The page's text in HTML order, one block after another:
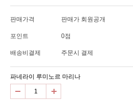
판매가격 판매가 회원공개
포인트 0점
배송비결제 주문시 결제
파네라이 루미노르 마리나